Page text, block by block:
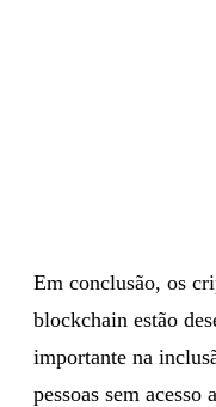
Em conclusão, os
blockchain estão
importante na
pessoas sem